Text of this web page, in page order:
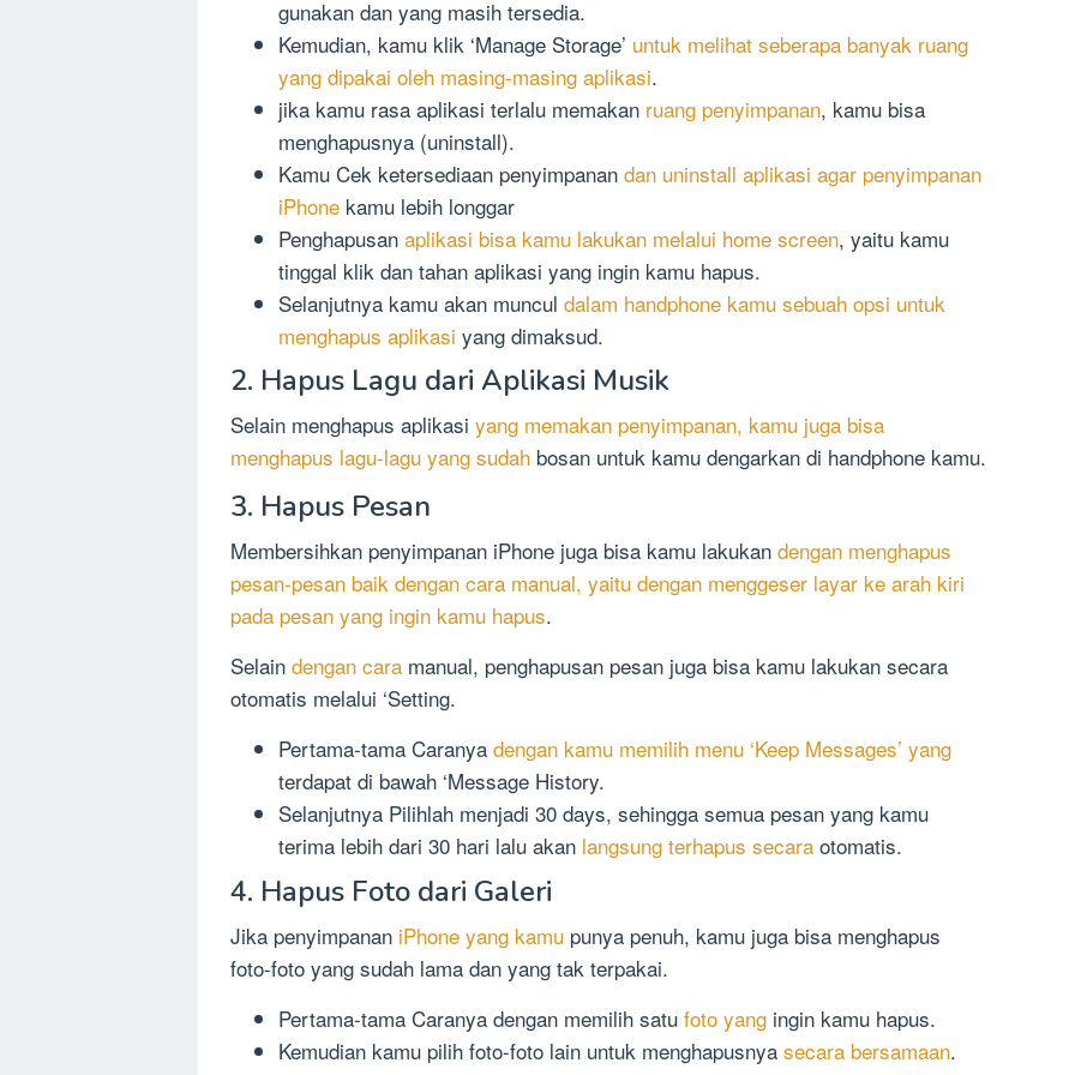
gunakan dan yang masih tersedia.
Kemudian, kamu klik ‘Manage Storage’ untuk melihat seberapa banyak ruang
yang dipakai oleh masing-masing aplikasi.
jika kamu rasa aplikasi terlalu memakan ruang penyimpanan, kamu bisa
menghapusnya (uninstall).
Kamu Cek ketersediaan penyimpanan dan uninstall aplikasi agar penyimpanan
iPhone kamu lebih longgar
Penghapusan aplikasi bisa kamu lakukan melalui home screen, yaitu kamu
tinggal klik dan tahan aplikasi yang ingin kamu hapus.
Selanjutnya kamu akan muncul dalam handphone kamu sebuah opsi untuk
menghapus aplikasi yang dimaksud.
2. Hapus Lagu dari Aplikasi Musik
Selain menghapus aplikasi yang memakan penyimpanan, kamu juga bisa
menghapus lagu-lagu yang sudah bosan untuk kamu dengarkan di handphone kamu.
3. Hapus Pesan
Membersihkan penyimpanan iPhone juga bisa kamu lakukan dengan menghapus
pesan-pesan baik dengan cara manual, yaitu dengan menggeser layar ke arah kiri
pada pesan yang ingin kamu hapus.
Selain dengan cara manual, penghapusan pesan juga bisa kamu lakukan secara
otomatis melalui ‘Setting.
Pertama-tama Caranya dengan kamu memilih menu ‘Keep Messages’ yang
terdapat di bawah ‘Message History.
Selanjutnya Pilihlah menjadi 30 days, sehingga semua pesan yang kamu
terima lebih dari 30 hari lalu akan langsung terhapus secara otomatis.
4. Hapus Foto dari Galeri
Jika penyimpanan iPhone yang kamu punya penuh, kamu juga bisa menghapus
foto-foto yang sudah lama dan yang tak terpakai.
Pertama-tama Caranya dengan memilih satu foto yang ingin kamu hapus.
Kemudian kamu pilih foto-foto lain untuk menghapusnya secara bersamaan.